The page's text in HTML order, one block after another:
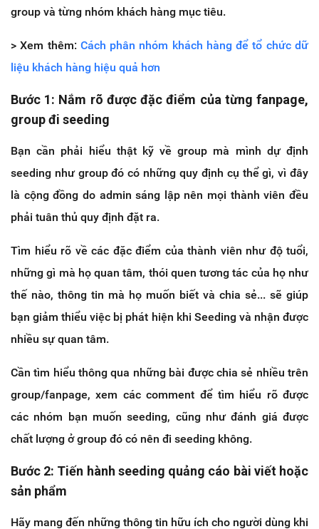
group và từng nhóm khách hàng mục tiêu.
> Xem thêm: Cách phân nhóm khách hàng để tổ chức dữ
liệu khách hàng hiệu quả hơn
Bước 1: Nắm rõ được đặc điểm của từng fanpage,
group đi seeding
Bạn cần phải hiểu thật kỹ về group mà mình dự định
seeding như group đó có những quy định cụ thể gì, vì đây
là cộng đồng do admin sáng lập nên mọi thành viên đều
phải tuân thủ quy định đặt ra.
Tìm hiểu rõ về các đặc điểm của thành viên như độ tuổi,
những gì mà họ quan tâm, thói quen tương tác của họ như
thế nào, thông tin mà họ muốn biết và chia sẻ... sẽ giúp
bạn giảm thiểu việc bị phát hiện khi Seeding và nhận được
nhiều sự quan tâm.
Cần tìm hiểu thông qua những bài được chia sẻ nhiều trên
group/fanpage, xem các comment để tìm hiểu rõ được
các nhóm bạn muốn seeding, cũng như đánh giá được
chất lượng ở group đó có nên đi seeding không.
Bước 2: Tiến hành seeding quảng cáo bài viết hoặc
sản phẩm
Hãy mang đến những thông tin hữu ích cho người dùng khi